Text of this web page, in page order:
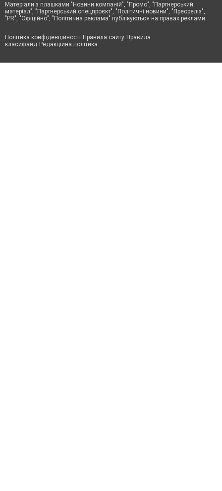
Матеріали з плашками "Новини компаній", "Промо", "Партнерський
матеріал", "Партнерський спецпроєкт", "Політичні новини", "Пресреліз",
"PR", "Офіційно", "Політична реклама" публікуються на правах реклами.
Політика конфіденційності Правила сайту Правила
класифайд Редакційна політика